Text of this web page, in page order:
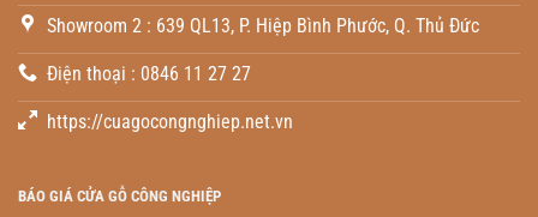
Showroom 2 : 639 QL13, P. Hiệp Bình Phước, Q. Thủ Đức
Điện thoại : 0846 11 27 27
https://cuagocongnghiep.net.vn
BÁO GIÁ CỬA GỖ CÔNG NGHIỆP